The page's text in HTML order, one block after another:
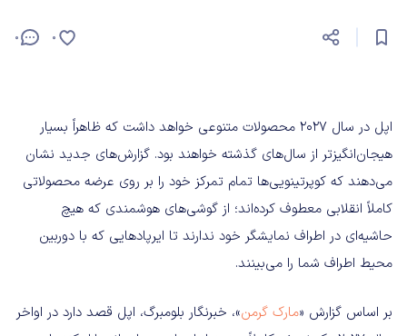
0 0
اپل در سال ۲۰۲۷ محصولات متنوعی خواهد داشت که ظاهراً بسیار
هیجان‌انگیزتر از سال‌های گذشته خواهند بود. گزارش‌های جدید نشان
می‌دهند که کوپرتینویی‌ها تمام تمرکز خود را بر روی عرضه محصولاتی
کاملاً انقلابی معطوف کرده‌اند؛ از گوشی‌های هوشمندی که هیچ
حاشیه‌ای در اطراف نمایشگر خود ندارند تا ایرپادهایی که با دوربین
محیط اطراف شما را می‌بینند.
بر اساس گزارش «مارک گرمن»، خبرنگار بلومبرگ، اپل قصد دارد در اواخر